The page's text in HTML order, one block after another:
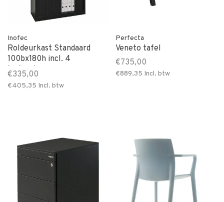
Inofec
Roldeurkast Standaard
100bx180h incl. 4
legborden
€335,00
€405,35 Incl. btw
Perfecta
Veneto tafel
€735,00
€889,35 Incl. btw